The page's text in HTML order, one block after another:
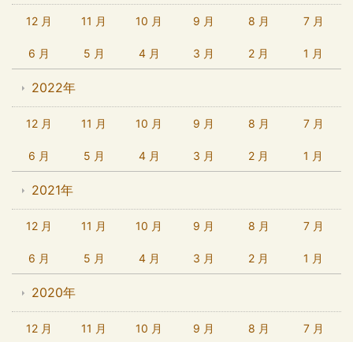
12 月 11 月 10 月 9 月 8 月 7 月
6 月 5 月 4 月 3 月 2 月 1 月
2022年
12 月 11 月 10 月 9 月 8 月 7 月
6 月 5 月 4 月 3 月 2 月 1 月
2021年
12 月 11 月 10 月 9 月 8 月 7 月
6 月 5 月 4 月 3 月 2 月 1 月
2020年
12 月 11 月 10 月 9 月 8 月 7 月